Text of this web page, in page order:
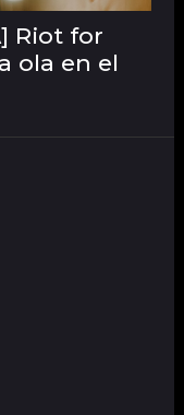
Riot for
ola en el